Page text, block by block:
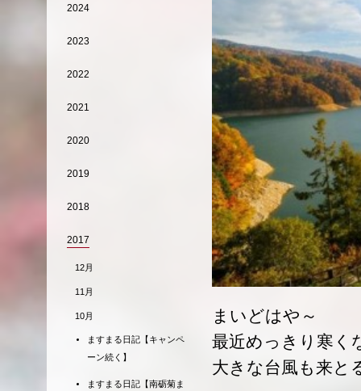
まいどはや～
最近めっきり寒く
大きな台風も来と
2024
2023
2022
2021
2020
2019
2018
2017
12月
11月
10月
ますまる日記【キャンペ
ーン続く】
ますまる日記【南砺菊ま